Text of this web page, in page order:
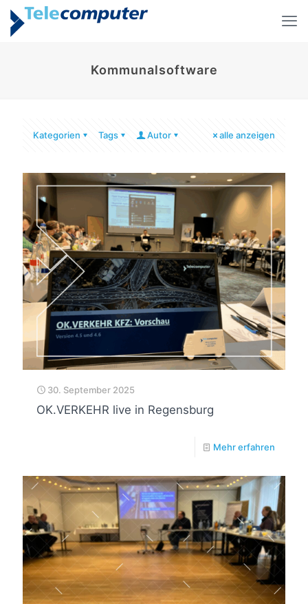
Kommunalsoftware
Kategorien Tags Autor alle anzeigen
30. September 2025
OK.VERKEHR live in Regensburg
Mehr erfahren